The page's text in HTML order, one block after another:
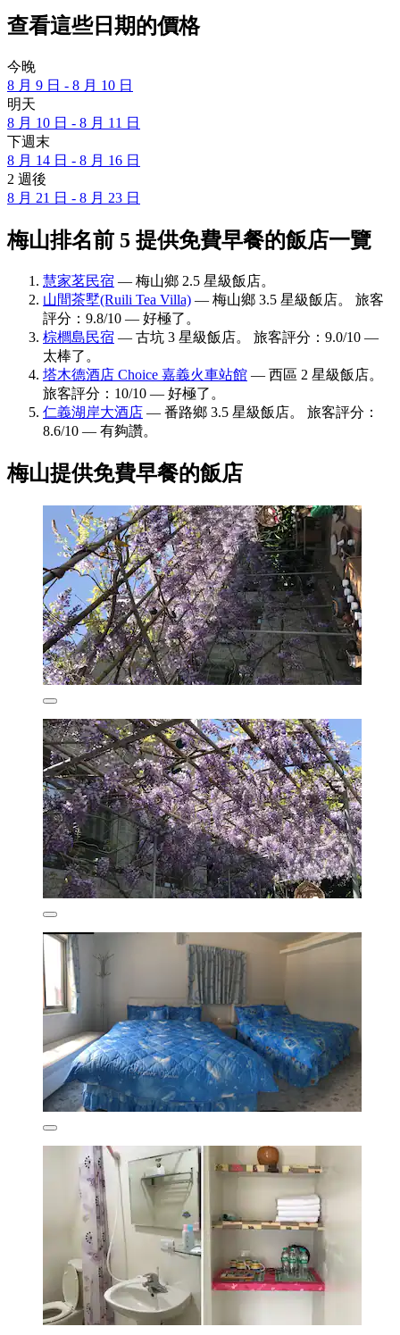
查看這些日期的價格
今晚
8 月 9 日 - 8 月 10 日
明天
8 月 10 日 - 8 月 11 日
下週末
8 月 14 日 - 8 月 16 日
2 週後
8 月 21 日 - 8 月 23 日
梅山排名前 5 提供免費早餐的飯店一覽
慧家茗民宿 — 梅山鄉 2.5 星級飯店。
山間茶墅(Ruili Tea Villa) — 梅山鄉 3.5 星級飯店。 旅客
評分：9.8/10 — 好極了。
棕櫚島民宿 — 古坑 3 星級飯店。 旅客評分：9.0/10 —
太棒了。
塔木德酒店 Choice 嘉義火車站館 — 西區 2 星級飯店。
旅客評分：10/10 — 好極了。
仁義湖岸大酒店 — 番路鄉 3.5 星級飯店。 旅客評分：
8.6/10 — 有夠讚。
梅山提供免費早餐的飯店